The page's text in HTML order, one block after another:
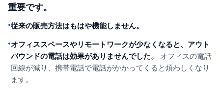
重要です。
•従来の販売方法はもはや機能しません。
•オフィススペースやリモートワークが少なくなると、アウト
バウンドの電話は効果がありませんでした。
オフィスの電話
回線が減り、携帯電話で電話がかかってくると煩わしくなり
ます。